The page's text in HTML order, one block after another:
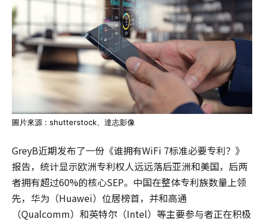
圖片來源 : shutterstock、達志影像
GreyB近期发布了一份《谁拥有WiFi 7标准必要专利？》
报告，统计显示欧洲专利权人远远落后亚洲和美国，后两
者拥有超过60%的核心SEP。中国在整体专利族数量上领
先，华为（Huawei）位居榜首，并和高通
（Qualcomm）和英特尔（Intel）等主要参与者正在积极